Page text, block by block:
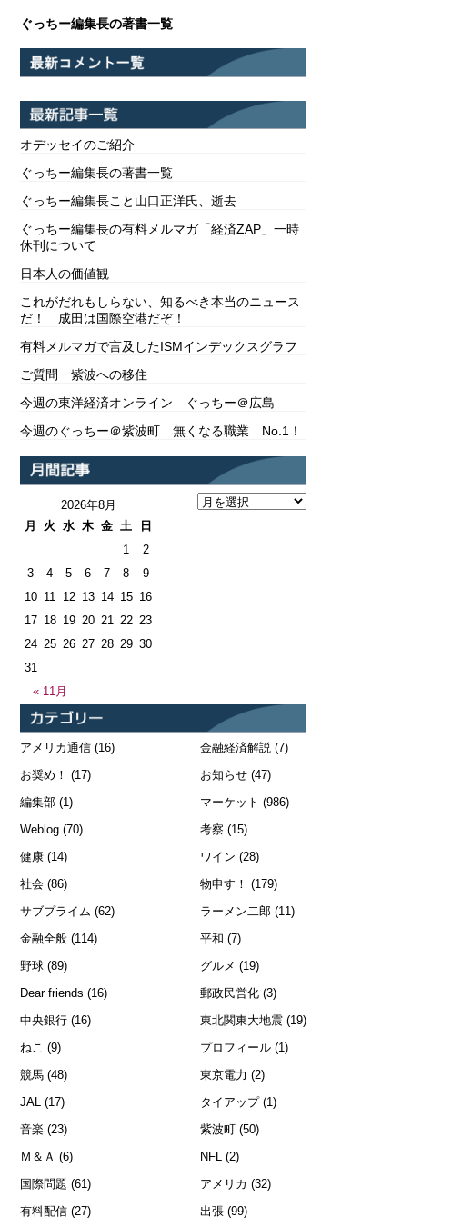
ぐっちー編集長の著書一覧
オデッセイのご紹介
ぐっちー編集長の著書一覧
ぐっちー編集長こと山口正洋氏、逝去
ぐっちー編集長の有料メルマガ「経済ZAP」一時
休刊について
日本人の価値観
これがだれもしらない、知るべき本当のニュース
だ！ 成田は国際空港だぞ！
有料メルマガで言及したISMインデックスグラフ
ご質問 紫波への移住
今週の東洋経済オンライン ぐっちー＠広島
今週のぐっちー＠紫波町 無くなる職業 No.1！
2026年8月
月
火 水 木 金 土 日
« 11月
1
2
3
4 5 6 7 8
9
10 11 12 13 14 15 16
17 18 19 20 21 22 23
24 25 26 27 28 29 30
31
アメリカ通信 (16)
お奨め！ (17)
編集部 (1)
Weblog (70)
健康 (14)
社会 (86)
サブプライム (62)
金融全般 (114)
野球 (89)
Dear friends (16)
中央銀行 (16)
ねこ (9)
競馬 (48)
JAL (17)
音楽 (23)
Ｍ＆Ａ (6)
国際問題 (61)
有料配信 (27)
金融経済解説(7)
お知らせ(47)
マーケット (986)
考察 (15)
ワイン (28)
物申す！ (179)
ラーメン二郎(11)
平和 (7)
グルメ (19)
郵政民営化(3)
東北関東大地震(19)
プロフィール(1)
東京電力 (2)
タイアップ(1)
紫波町(50)
NFL(2)
アメリカ (32)
出張(99)